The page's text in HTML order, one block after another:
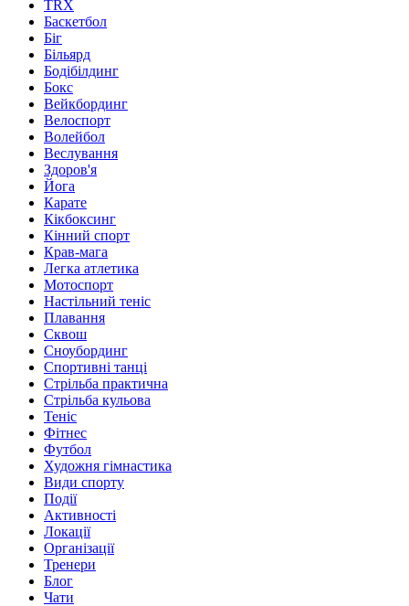
TRX
Баскетбол
Біг
Більярд
Бодібілдинг
Бокс
Вейкбординг
Велоспорт
Волейбол
Веслування
Здоров'я
Йога
Карате
Кікбоксинг
Кінний спорт
Крав-мага
Легка атлетика
Мотоспорт
Настільний теніс
Плавання
Сквош
Сноубординг
Спортивні танці
Стрільба практична
Стрільба кульова
Теніс
Фітнес
Футбол
Художня гімнастика
Види спорту
Події
Активності
Локації
Організації
Тренери
Блог
Чати